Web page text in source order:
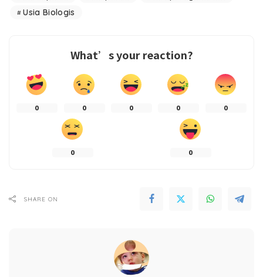
Usia Biologis
What’s your reaction?
0 0 0 0 0
0 0
SHARE ON